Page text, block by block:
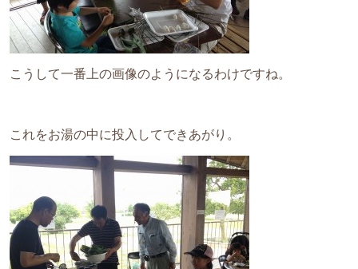
こうして一番上の画像のようになるわけですね。
これをお湯の中に投入してできあがり。